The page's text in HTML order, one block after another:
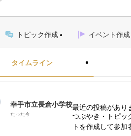
トピック作成 イベント作成
タイムライン
幸手市立長倉小学校
たった今
最近の投稿があり
つぶやき・トピッ
トを作成して参加